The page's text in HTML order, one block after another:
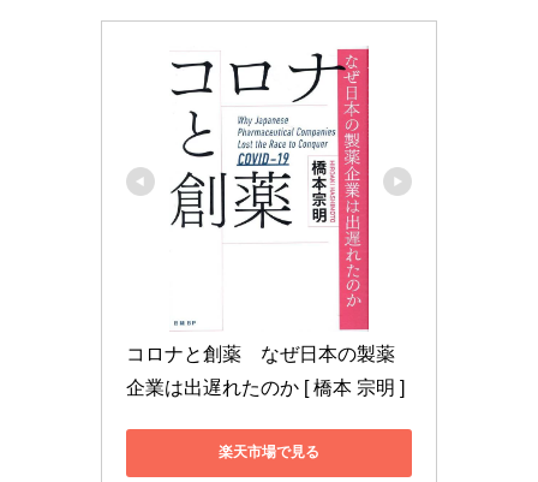
コロナと創薬　なぜ日本の製薬
企業は出遅れたのか [ 橋本 宗明 ]
楽天市場で見る